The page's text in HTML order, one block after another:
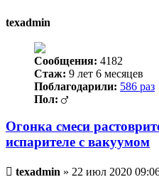
texadmin
Сообщения: 4182
Стаж: 9 лет 6 месяцев
Поблагодарили: 586 раз
Пол:
Огонка смеси
испарителе с вакуумом
Непрочитанное
texadmin » 22 июл 2020